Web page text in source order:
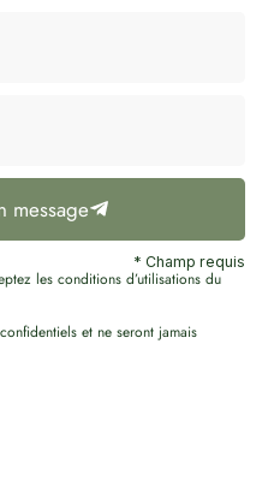
message
* Champ requis
les conditions d’utilisations du
et ne seront jamais